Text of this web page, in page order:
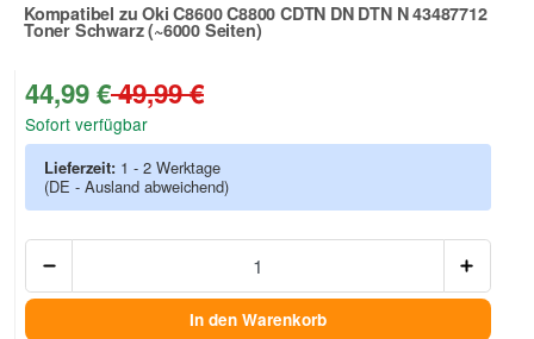
Kompatibel zu Oki C8600 C8800 CDTN DN DTN N 43487712
Toner Schwarz (~6000 Seiten)
Zur Artikelbewertung
44,99 €49,99 €
Sofort verfügbar
Lieferzeit: 1 - 2 Werktage
(DE - Ausland abweichend)
In den Warenkorb